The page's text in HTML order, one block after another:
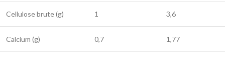
Cellulose brute (g) 1 3,6
Calcium (g) 0,7 1,77